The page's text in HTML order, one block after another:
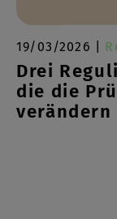
19/03/2026 |
Drei
die die
verändern